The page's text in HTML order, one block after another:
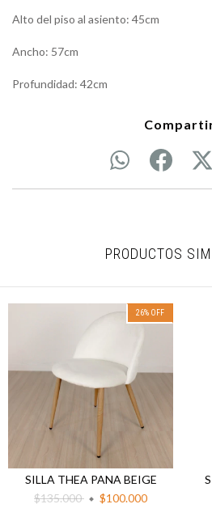
Alto del piso al asiento: 45cm
Ancho: 57cm
Profundidad: 42cm
PRODUCTOS
26% OFF
SILLA THEA PANA BEIGE
$135.000
$100.000